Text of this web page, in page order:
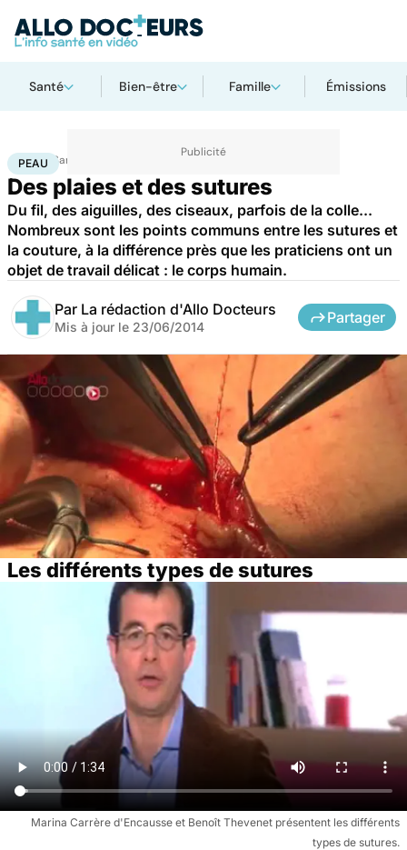
Santé Bien-être Famille Émissions
Accueil Santé
PEAU
Des plaies et des sutures
Du fil, des aiguilles, des ciseaux, parfois de la colle...
Nombreux sont les points communs entre les sutures et
la couture, à la différence près que les praticiens ont un
objet de travail délicat : le corps humain.
Par La rédaction d'Allo Docteurs
Mis à jour le 23/06/2014
Partager
Les différents types de sutures
Marina Carrère d'Encausse et Benoît Thevenet présentent les différents
types de sutures.